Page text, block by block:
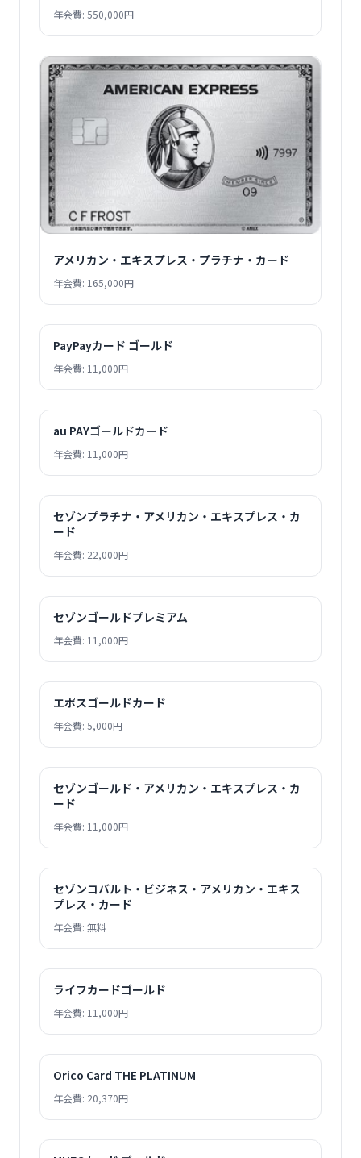
年会費: 550,000円
アメリカン・エキスプレス・プラチナ・カード
年会費: 165,000円
PayPayカード ゴールド
年会費: 11,000円
au PAYゴールドカード
年会費: 11,000円
セゾンプラチナ・アメリカン・エキスプレス・カ
ード
年会費: 22,000円
セゾンゴールドプレミアム
年会費: 11,000円
エポスゴールドカード
年会費: 5,000円
セゾンゴールド・アメリカン・エキスプレス・カ
ード
年会費: 11,000円
セゾンコバルト・ビジネス・アメリカン・エキス
プレス・カード
年会費: 無料
ライフカードゴールド
年会費: 11,000円
Orico Card THE PLATINUM
年会費: 20,370円